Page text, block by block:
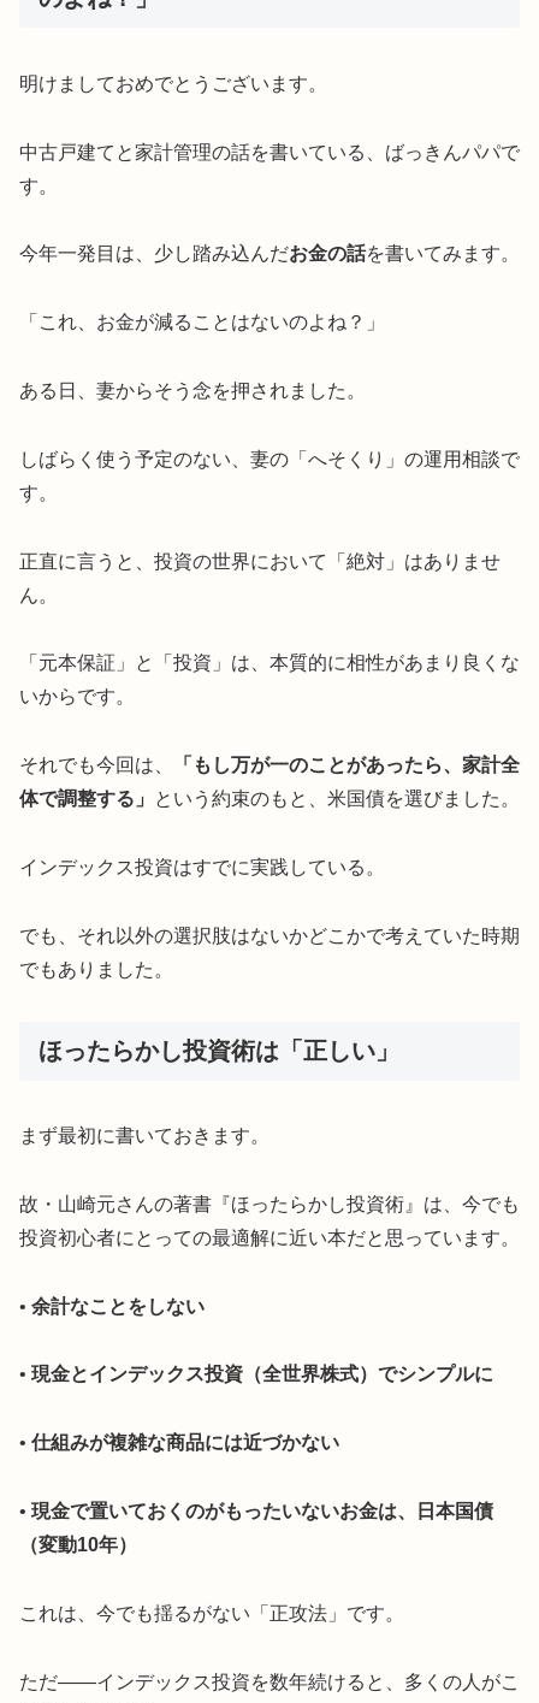
明けましておめでとうございます。
中古戸建てと家計管理の話を書いている、ばっきんパパで
す。
今年一発目は、少し踏み込んだお金の話を書いてみます。
「これ、お金が減ることはないのよね？」
ある日、妻からそう念を押されました。
しばらく使う予定のない、妻の「へそくり」の運用相談で
す。
正直に言うと、投資の世界において「絶対」はありませ
ん。
「元本保証」と「投資」は、本質的に相性があまり良くな
いからです。
それでも今回は、
「もし万が一のことがあったら、家計全
体で調整する」
という約束のもと、米国債を選びました。
インデックス投資はすでに実践している。
でも、それ以外の選択肢はないかどこかで考えていた時期
でもありました。
ほったらかし投資術は「正しい」
まず最初に書いておきます。
故・山崎元さんの著書『ほったらかし投資術』は、今でも
投資初心者にとっての最適解に近い本だと思っています。
• 余計なことをしない
• 現金とインデックス投資（全世界株式）でシンプルに
• 仕組みが複雑な商品には近づかない
• 現金で置いておくのがもったいないお金は、日本国債
（変動10年）
これは、今でも揺るがない「正攻法」です。
ただ――インデックス投資を数年続けると、多くの人がこ